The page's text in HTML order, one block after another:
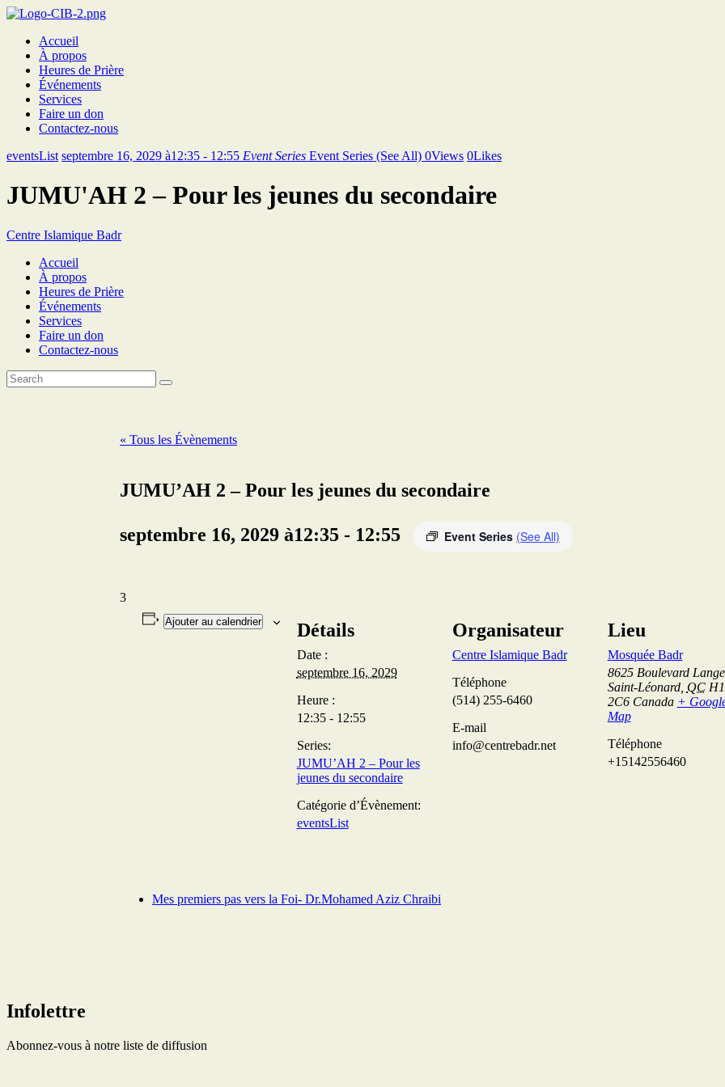
Accueil
À propos
Heures de Prière
Événements
Services
Faire un don
Contactez-nous
eventsList septembre 16, 2029 à12:35 - 12:55 Event Series Event Series (See All) 0Views 0Likes
JUMU'AH 2 – Pour les jeunes du secondaire
Centre Islamique Badr
Accueil
À propos
Heures de Prière
Événements
Services
Faire un don
Contactez-nous
« Tous les Évènements
JUMU’AH 2 – Pour les jeunes du secondaire
septembre 16, 2029 à12:35 - 12:55 Event Series (See All)
3
Ajouter au calendrier Détails
Date :
septembre 16, 2029
Heure :
12:35 - 12:55
Series:
JUMU’AH 2 – Pour les
jeunes du secondaire
Catégorie d’Évènement:
eventsList
Organisateur
Centre Islamique Badr
Téléphone
(514) 255-6460
E-mail
info@centrebadr.net
Lieu
Mosquée Badr
8625 Boulevard
Saint-Léonard, QC
2C6 Canada +
Map
Téléphone
+15142556460
Mes premiers pas vers la Foi- Dr.Mohamed Aziz Chraibi
Infolettre
Abonnez-vous à notre liste de diffusion